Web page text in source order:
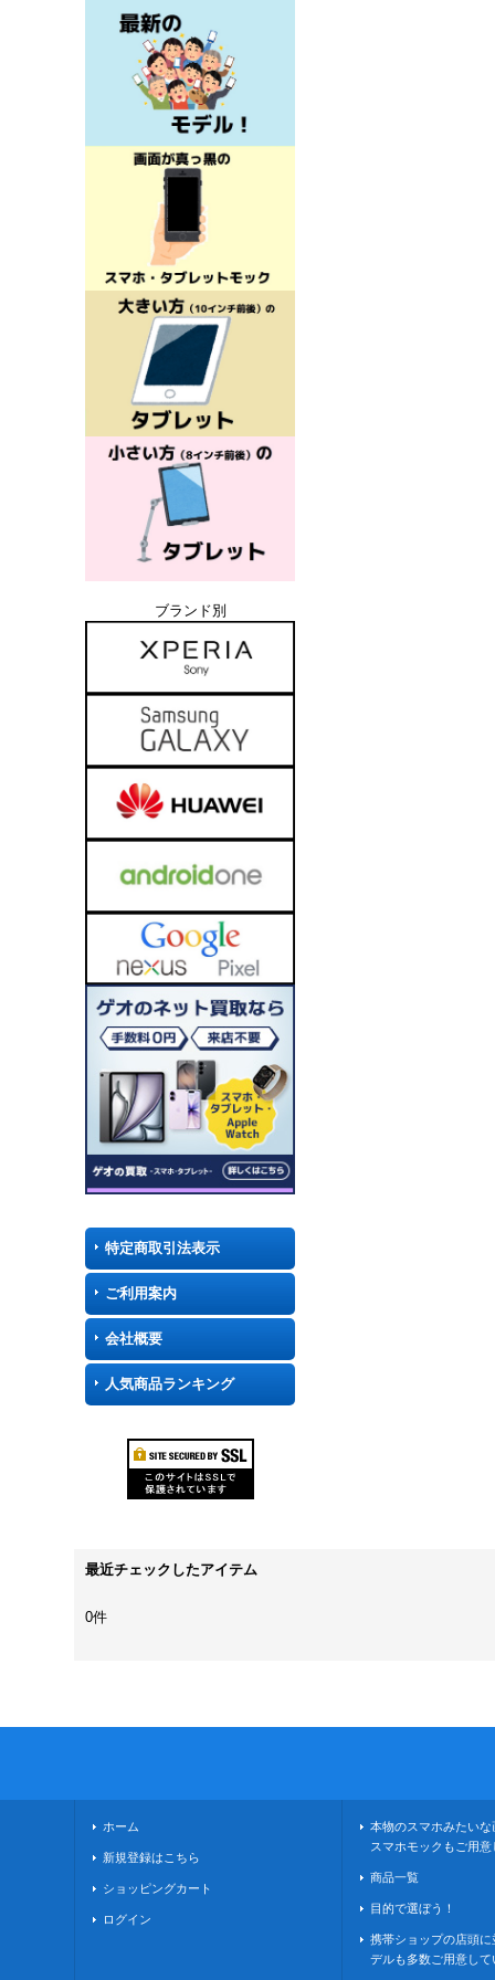
ブランド別
特定商取引法表示
ご利用案内
会社概要
人気商品ランキング
最近チェックしたアイテム
0件
ホーム
新規登録はこちら
ショッピングカート
ログイン
本物のスマホみたい
スマホモックもご用
商品一覧
目的で選ぼう！
携帯ショップの店頭
デルも多数ご用意して